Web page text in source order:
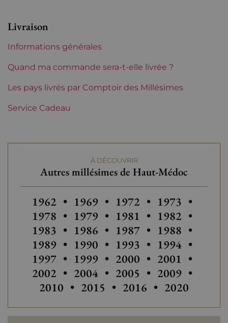
Livraison
Informations générales
Quand ma commande sera-t-elle livrée ?
Les pays livrés par Comptoir des Millésimes
Service Cadeau
À DÉCOUVRIR
Autres millésimes de Haut-Médoc
Autres millésimes de Haut-Médoc
1962 • Autres millésimes de Haut-
1969 • Autres millésimes de
1972 • 1973 •
1978 • 1979 • 1981 • 1982 •
1983 • Autres millésimes de Haut-
1986 • Autres millésimes de
1987 • 1988 •
1989 • 1990 • Autres millésimes de
1993 • 1994 •
1997 • 1999 • Autres millésimes de
2000 • Autres
2001 •
2002 • Autres millésimes de Haut-
2004 • Autres millésimes de
2005 • Autres
2009 •
2010 • 2015 • Autres millésimes de
2016 • 2020